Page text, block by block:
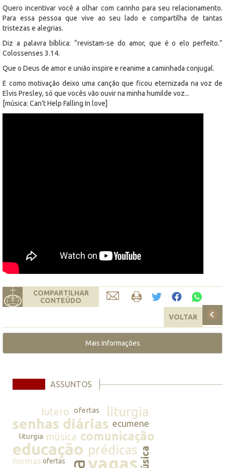
Quero incentivar você a olhar com carinho para seu relacionamento.
Para essa pessoa que vive ao seu lado e compartilha de tantas
tristezas e alegrias.
Diz a palavra bíblica: “revistam-se do amor, que é o elo perfeito.”
Colossenses 3.14.
Que o Deus de amor e união inspire e reanime a caminhada conjugal.
E como motivação deixo uma canção que ficou eternizada na voz de
Elvis Presley, só que vocês vão ouvir na minha humilde voz...
[música: Can’t Help Falling In love]
COMPARTILHAR
CONTEÚDO
VOLTAR
Mais Informações
ASSUNTOS
lutero ofertas liturgia
senhas diárias ecumene
liturgia música comunicação
educação prédicas
normas ofertas vagas